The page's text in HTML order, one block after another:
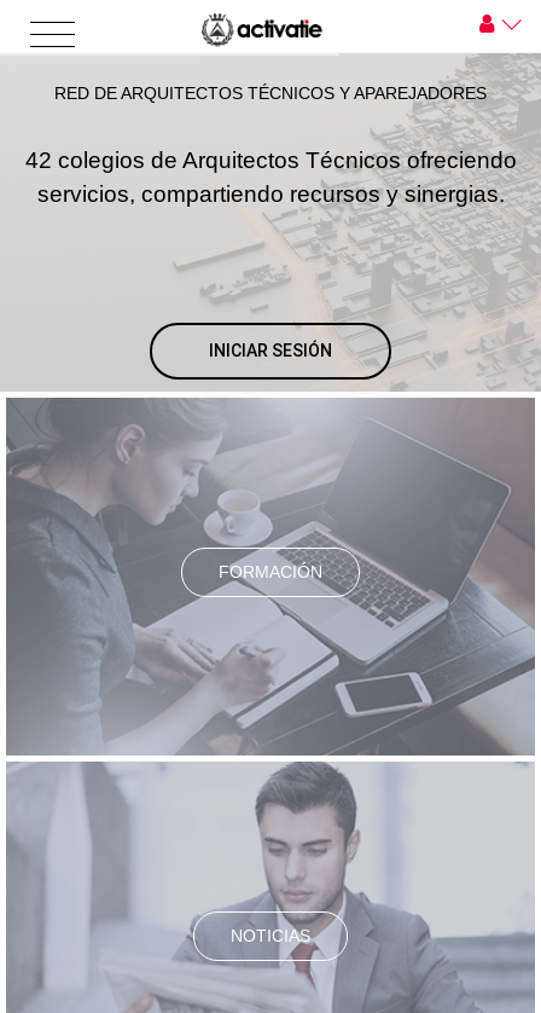
RED DE ARQUITECTOS TÉCNICOS Y APAREJADORES
42 colegios de Arquitectos Técnicos ofreciendo
servicios, compartiendo recursos y sinergias.
INICIAR SESIÓN
FORMACIÓN
NOTICIAS